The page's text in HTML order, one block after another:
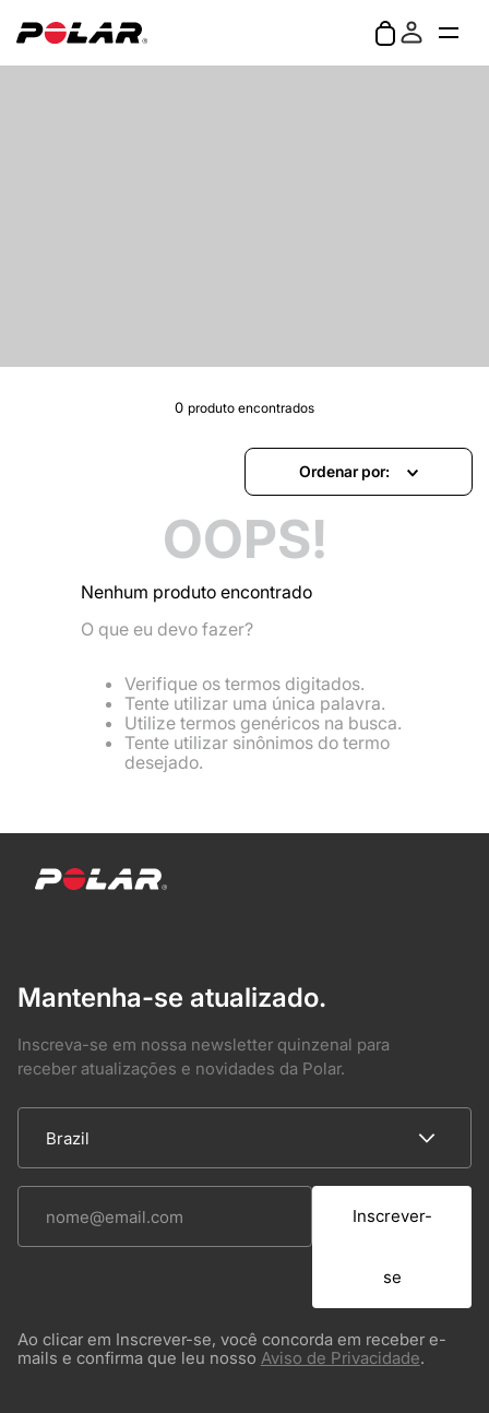
0 produto
Ordenar por
OOPS!
Nenhum produto encontrado
O que eu devo fazer?
Verifique os termos digitados.
Tente utilizar uma única palavra.
Utilize termos genéricos na busca.
Tente utilizar sinônimos do termo
desejado.
Mantenha-se atualizado.
Inscreva-se em nossa newsletter quinzenal para
receber atualizações e novidades da Polar.
Inscrever-
se
Ao clicar em Inscrever-se, você concorda em receber e-
mails e confirma que leu nosso Aviso de Privacidade.